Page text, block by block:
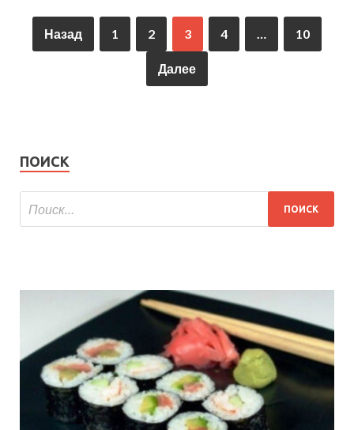
Назад 1 2 3 4 … 10
Далее
ПОИСК